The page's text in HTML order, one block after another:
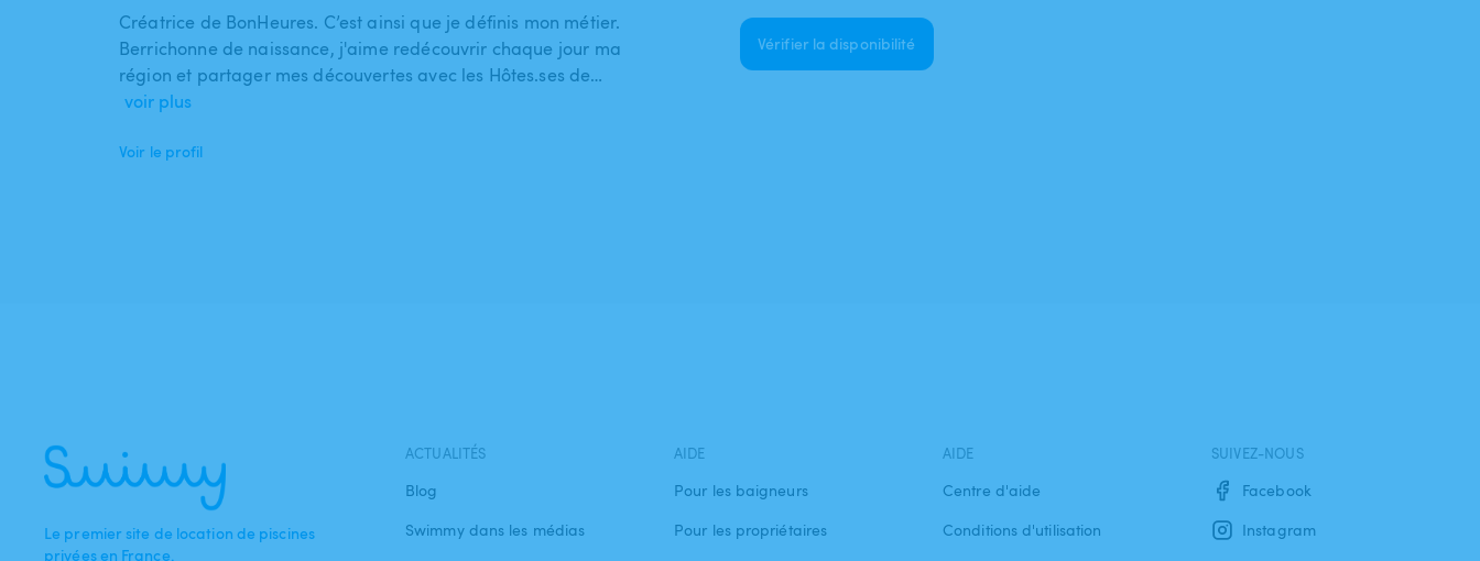
Créatrice de BonHeures. C’est ainsi que je définis mon métier.
Berrichonne de naissance, j'aime redécouvrir chaque jour ma
région et partager mes découvertes avec les Hôtes.ses de…
voir plus
Voir le profil
Vérifier la disponibilité
Le premier site de location de piscines
privées en France.
ACTUALITÉS
Blog
Swimmy dans les médias
AIDE
Pour les baigneurs
Pour les propriétaires
AIDE
Centre d'aide
Conditions d'utilisation
SUIVEZ-NOUS
Facebook
Instagram